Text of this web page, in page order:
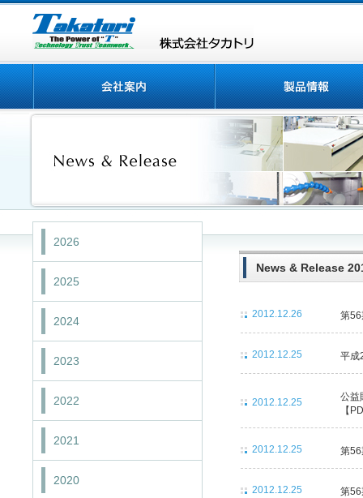
News & Release
2012.12.26 第
2012.12.25 平
2012.12.25
公益
【
2012.12.25 第
2012.12.25 第
2026
2025
2024
2023
2022
2021
2020